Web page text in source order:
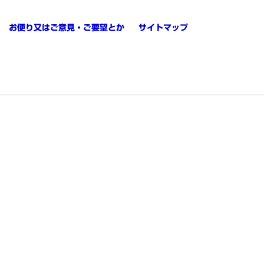
お便り又はご意見・ご要望とか サイトマップ